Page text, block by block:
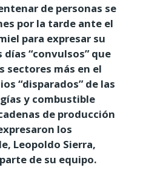
de personas se
por la tarde ante el
para expresar su
“convulsos” que
más en el
“disparados” de las
y combustible
de producción
los
Leopoldo Sierra,
de su equipo.